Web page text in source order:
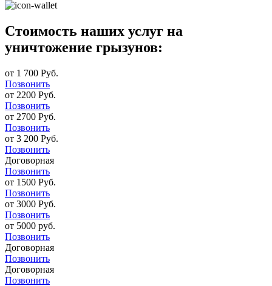
Стоимость наших услуг на
уничтожение грызунов:
от 1 700 Руб.
Позвонить
от 2200 Руб.
Позвонить
от 2700 Руб.
Позвонить
от 3 200 Руб.
Позвонить
Договорная
Позвонить
от 1500 Руб.
Позвонить
от 3000 Руб.
Позвонить
от 5000 руб.
Позвонить
Договорная
Позвонить
Договорная
Позвонить